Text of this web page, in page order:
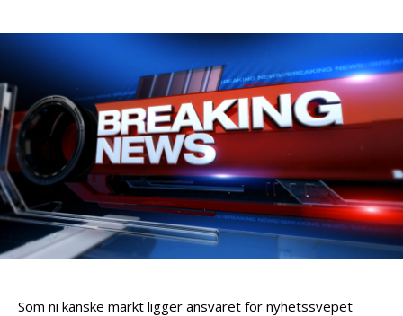
Som ni kanske märkt ligger ansvaret för nyhetssvepet